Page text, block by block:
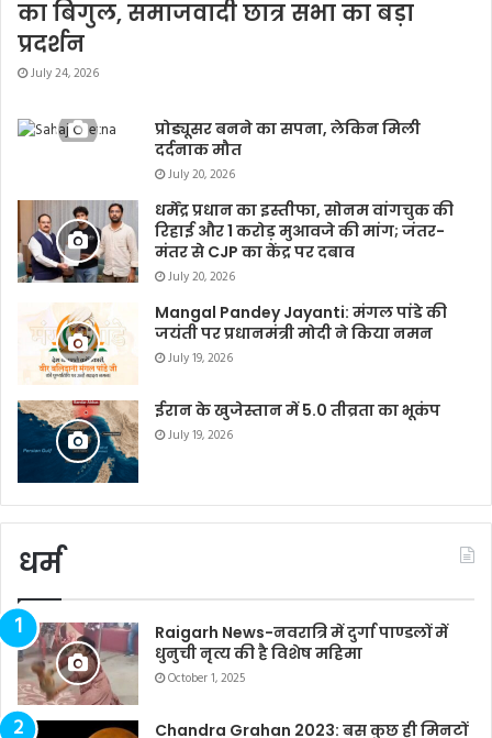
का बिगुल, समाजवादी छात्र सभा का बड़ा
प्रदर्शन
July 24, 2026
प्रोड्यूसर बनने का सपना, लेकिन मिली
दर्दनाक मौत
July 20, 2026
धर्मेंद्र प्रधान का इस्तीफा, सोनम वांगचुक की
रिहाई और 1 करोड़ मुआवजे की मांग; जंतर-
मंतर से CJP का केंद्र पर दबाव
July 20, 2026
Mangal Pandey Jayanti: मंगल पांडे की
जयंती पर प्रधानमंत्री मोदी ने किया नमन
July 19, 2026
ईरान के खुजेस्तान में 5.0 तीव्रता का भूकंप
July 19, 2026
धर्म
Raigarh News-नवरात्रि में दुर्गा पाण्डलों में
धुनुची नृत्य की है विशेष महिमा
October 1, 2025
Chandra Grahan 2023: बस कुछ ही मिनटों